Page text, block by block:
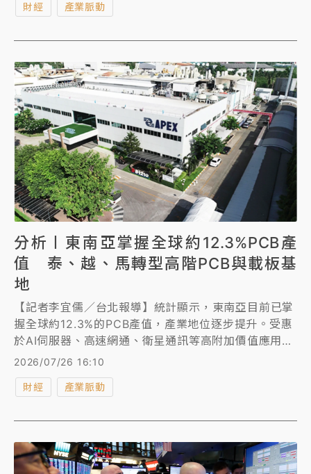
將於7月29日掛牌交易。
財經 產業脈動
分析〡東南亞掌握全球約12.3%PCB產
值 泰、越、馬轉型高階PCB與載板基
地
【記者李宜儒／台北報導】統計顯示，東南亞目前已掌
握全球約12.3%的PCB產值，產業地位逐步提升。受惠
於AI伺服器、高速網通、衛星通訊等高附加價值應用需
求帶動，泰國、越南與馬來西亞正加速由傳統消費性電
補生態系。
2026/07/26 16:10
財經 產業脈動